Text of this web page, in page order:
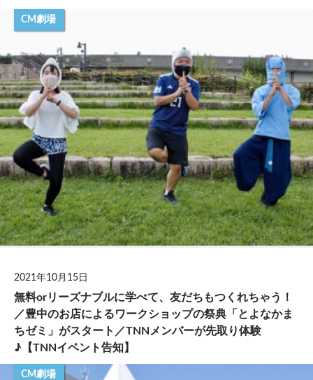
CM劇場
2021年10月15日
無料orリーズナブルに学べて、友だちもつくれちゃう！
／豊中のお店によるワークショップの祭典「とよなかま
ちゼミ」がスタート／TNNメンバーが先取り体験
♪【TNNイベント告知】
CM劇場